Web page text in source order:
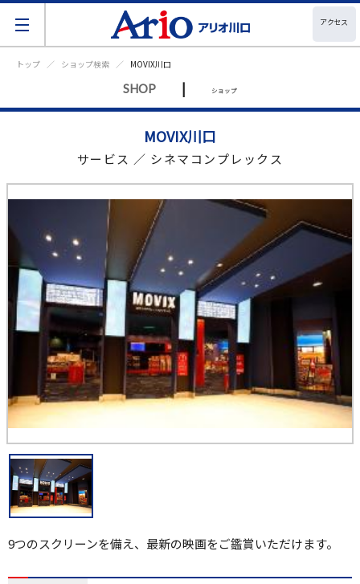
アクセス
トップ ショップ検索 MOVIX川口
SHOP | ショップ
MOVIX川口
サービス ／ シネマコンプレックス
9つのスクリーンを備え、最新の映画をご鑑賞いただけます。